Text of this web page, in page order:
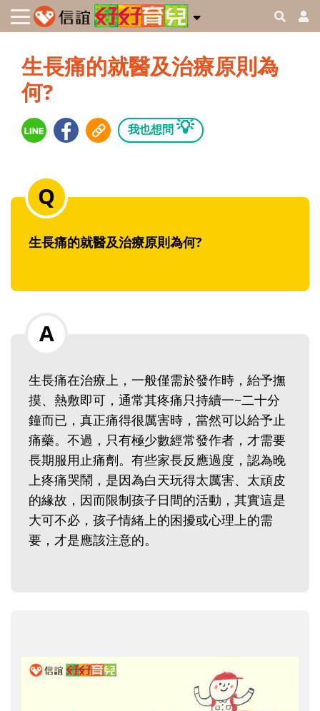
生長痛的就醫及治療原則為
何?
我也想問 💡
生長痛的就醫及治療原則為何?
生長痛在治療上，一般僅需於發作時，紿予撫
摸、熱敷即可，通常其疼痛只持續一~二十分
鐘而已，真正痛得很厲害時，當然可以給予止
痛藥。不過，只有極少數經常發作者，才需要
長期服用止痛劑。有些家長反應過度，認為晚
上疼痛哭鬧，是因為白天玩得太厲害、太頑皮
的緣故，因而限制孩子日間的活動，其實這是
大可不必，孩子情緒上的困擾或心理上的需
要，才是應該注意的。